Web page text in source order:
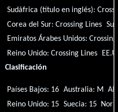
Sudáfrica (título en inglés):
Corea del Sur:Crossing Lines
Emiratos Árabes Unidos:Crossing
Reino Unido:Crossing Lines
Clasificación
Países Bajos: 16 Australia: M
Reino Unido: 15 Suecia: 15